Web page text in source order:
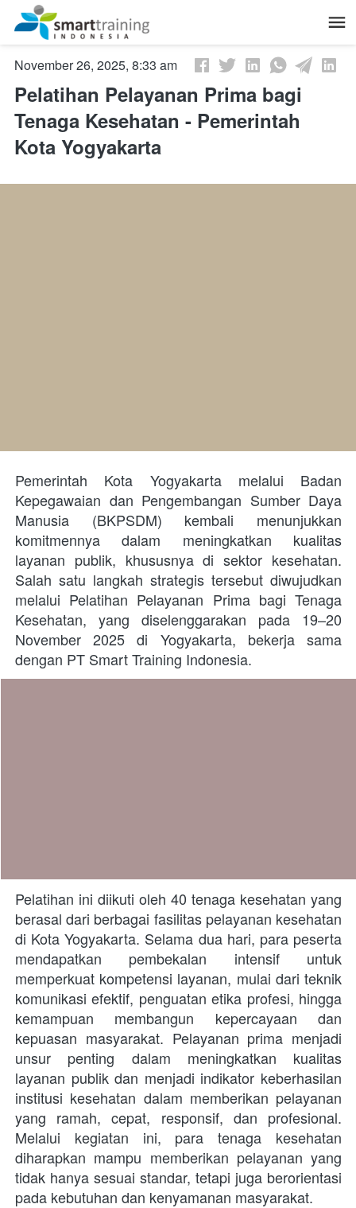
November 26, 2025, 8:33 am
Pelatihan Pelayanan Prima bagi
Tenaga Kesehatan - Pemerintah
Kota Yogyakarta
Pemerintah Kota Yogyakarta melalui Badan
Kepegawaian dan Pengembangan Sumber Daya
Manusia (BKPSDM) kembali menunjukkan
komitmennya dalam meningkatkan kualitas
layanan publik, khususnya di sektor kesehatan.
Salah satu langkah strategis tersebut diwujudkan
melalui Pelatihan Pelayanan Prima bagi Tenaga
Kesehatan, yang diselenggarakan pada 19–20
November 2025 di Yogyakarta, bekerja sama
dengan PT Smart Training Indonesia.
Pelatihan ini diikuti oleh 40 tenaga kesehatan yang
berasal dari berbagai fasilitas pelayanan kesehatan
di Kota Yogyakarta. Selama dua hari, para peserta
mendapatkan pembekalan intensif untuk
memperkuat kompetensi layanan, mulai dari teknik
komunikasi efektif, penguatan etika profesi, hingga
kemampuan membangun kepercayaan dan
kepuasan masyarakat. Pelayanan prima menjadi
unsur penting dalam meningkatkan kualitas
layanan publik dan menjadi indikator keberhasilan
institusi kesehatan dalam memberikan pelayanan
yang ramah, cepat, responsif, dan profesional.
Melalui kegiatan ini, para tenaga kesehatan
diharapkan mampu memberikan pelayanan yang
tidak hanya sesuai standar, tetapi juga berorientasi
pada kebutuhan dan kenyamanan masyarakat.